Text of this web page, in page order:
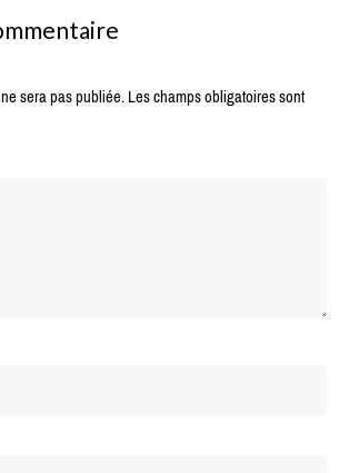
sera pas publiée.Les champs obligatoires sont